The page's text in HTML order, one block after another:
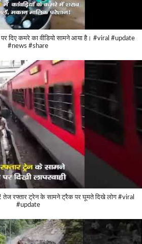
दिए कमरे का वीडियो सामने आया है। #viral #update
#news #share
तेज रफ्तार ट्रेन के सामने ट्रैक पर घूमते दिखे लोग #viral
#update